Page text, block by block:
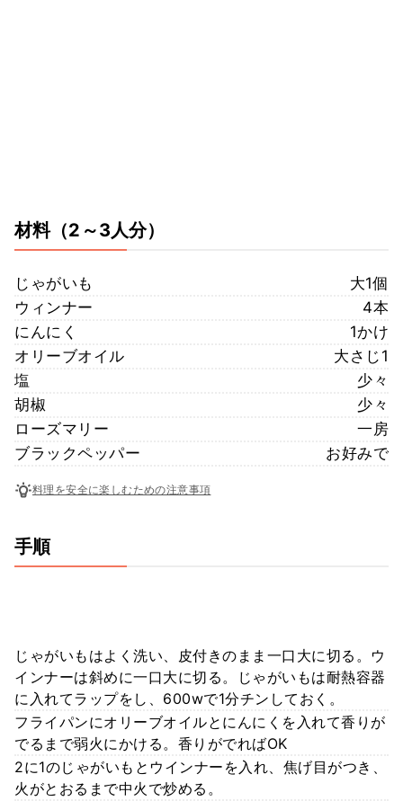
材料（2～3人分）
じゃがいも
大1個
ウィンナー
4本
にんにく
1かけ
オリーブオイル
大さじ1
塩
少々
胡椒
少々
ローズマリー
一房
ブラックペッパー
お好みで
料理を安全に楽しむための注意事項
手順
じゃがいもはよく洗い、皮付きのまま一口大に切る。ウ
インナーは斜めに一口大に切る。じゃがいもは耐熱容器
に入れてラップをし、600wで1分チンしておく。
フライパンにオリーブオイルとにんにくを入れて香りが
でるまで弱火にかける。香りがでればOK
2に1のじゃがいもとウインナーを入れ、焦げ目がつき、
火がとおるまで中火で炒める。